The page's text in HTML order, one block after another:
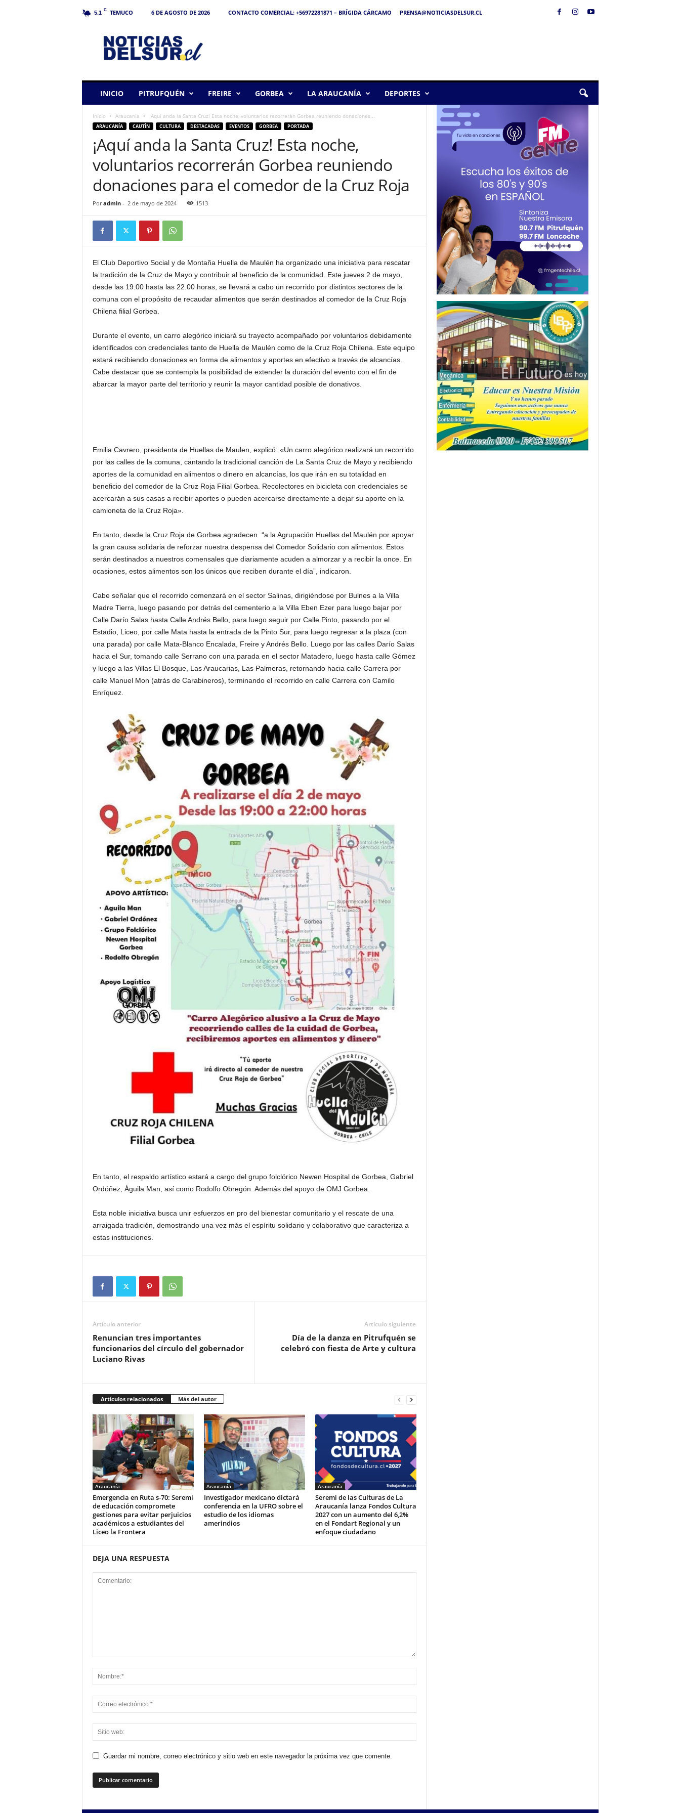
5.1 C TEMUCO 6 DE AGOSTO DE 2026 CONTACTO COMERCIAL: +56972281871 – BRÍGIDA CÁRCAMO
PRENSA@NOTICIASDELSUR.CL
INICIO PITRUFQUÉN FREIRE GORBEA LA ARAUCANÍA DEPORTES
Inicio Araucanía ¡Aquí anda la Santa Cruz! Esta noche, voluntarios recorrerán Gorbea reuniendo donaciones...
ARAUCANÍA CAUTÍN CULTURA DESTACADAS EVENTOS GORBEA PORTADA
¡Aquí anda la Santa Cruz! Esta noche,
voluntarios recorrerán Gorbea reuniendo
donaciones para el comedor de la Cruz Roja
Por admin- 2 de mayo de 2024 1513
El Club Deportivo Social y de Montaña Huella de Maulén ha organizado una iniciativa para rescatar
la tradición de la Cruz de Mayo y contribuir al beneficio de la comunidad. Este jueves 2 de mayo,
desde las 19.00 hasta las 22.00 horas, se llevará a cabo un recorrido por distintos sectores de la
comuna con el propósito de recaudar alimentos que serán destinados al comedor de la Cruz Roja
Chilena filial Gorbea.
Durante el evento, un carro alegórico iniciará su trayecto acompañado por voluntarios debidamente
identificados con credenciales tanto de Huella de Maulén como de la Cruz Roja Chilena. Este equipo
estará recibiendo donaciones en forma de alimentos y aportes en efectivo a través de alcancías.
Cabe destacar que se contempla la posibilidad de extender la duración del evento con el fin de
abarcar la mayor parte del territorio y reunir la mayor cantidad posible de donativos.
Emilia Cavrero, presidenta de Huellas de Maulen, explicó: «Un carro alegórico realizará un recorrido
por las calles de la comuna, cantando la tradicional canción de La Santa Cruz de Mayo y recibiendo
aportes de la comunidad en alimentos o dinero en alcancías, los que irán en su totalidad en
beneficio del comedor de la Cruz Roja Filial Gorbea. Recolectores en bicicleta con credenciales se
acercarán a sus casas a recibir aportes o pueden acercarse directamente a dejar su aporte en la
camioneta de la Cruz Roja».
En tanto, desde la Cruz Roja de Gorbea agradecen “a la Agrupación Huellas del Maulén por apoyar
la gran causa solidaria de reforzar nuestra despensa del Comedor Solidario con alimentos. Estos
serán destinados a nuestros comensales que diariamente acuden a almorzar y a recibir la once. En
ocasiones, estos alimentos son los únicos que reciben durante el día”, indicaron.
Cabe señalar que el recorrido comenzará en el sector Salinas, dirigiéndose por Bulnes a la Villa
Madre Tierra, luego pasando por detrás del cementerio a la Villa Eben Ezer para luego bajar por
Calle Darío Salas hasta Calle Andrés Bello, para luego seguir por Calle Pinto, pasando por el
Estadio, Liceo, por calle Mata hasta la entrada de la Pinto Sur, para luego regresar a la plaza (con
una parada) por calle Mata-Blanco Encalada, Freire y Andrés Bello. Luego por las calles Darío Salas
hacia el Sur, tomando calle Serrano con una parada en el sector Matadero, luego hasta calle Gómez
y luego a las Villas El Bosque, Las Araucarias, Las Palmeras, retornando hacia calle Carrera por
calle Manuel Mon (atrás de Carabineros), terminando el recorrido en calle Carrera con Camilo
Enríquez.
En tanto, el respaldo artístico estará a cargo del grupo folclórico Newen Hospital de Gorbea, Gabriel
Ordóñez, Águila Man, así como Rodolfo Obregón. Además del apoyo de OMJ Gorbea.
Esta noble iniciativa busca unir esfuerzos en pro del bienestar comunitario y el rescate de una
arraigada tradición, demostrando una vez más el espíritu solidario y colaborativo que caracteriza a
estas instituciones.
Artículo anterior
Renuncian tres importantes
funcionarios del círculo del gobernador
Luciano Rivas
Artículo siguiente
Día de la danza en Pitrufquén se
celebró con fiesta de Arte y cultura
Artículos relacionados Más del autor
Araucanía
Emergencia en Ruta s-70: Seremi
de educación compromete
gestiones para evitar perjuicios
académicos a estudiantes del
Liceo la Frontera
Araucanía
Investigador mexicano dictará
conferencia en la UFRO sobre el
estudio de los idiomas
amerindios
Araucanía
Seremi de las Culturas de La
Araucanía lanza Fondos Cultura
2027 con un aumento del 6,2%
en el Fondart Regional y un
enfoque ciudadano
DEJA UNA RESPUESTA
Guardar mi nombre, correo electrónico y sitio web en este navegador la próxima vez que comente.